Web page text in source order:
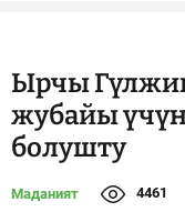
Ырчы
жубайы
болушту
Маданият 4461